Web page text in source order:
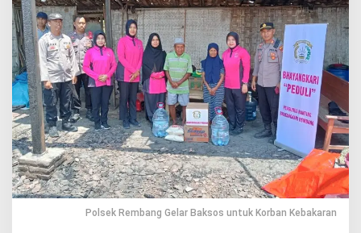
g
G
e
l
a
r
B
a
k
s
o
s
u
n
t
Polsek Rembang Gelar Baksos untuk Korban Kebakaran